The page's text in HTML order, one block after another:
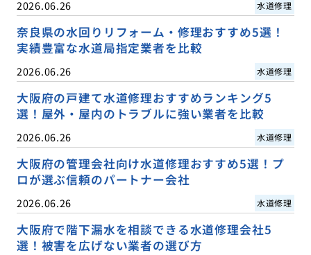
2026.06.26 水道修理
奈良県の水回りリフォーム・修理おすすめ5選！
実績豊富な水道局指定業者を比較
2026.06.26 水道修理
大阪府の戸建て水道修理おすすめランキング5
選！屋外・屋内のトラブルに強い業者を比較
2026.06.26 水道修理
大阪府の管理会社向け水道修理おすすめ5選！プ
ロが選ぶ信頼のパートナー会社
2026.06.26 水道修理
大阪府で階下漏水を相談できる水道修理会社5
選！被害を広げない業者の選び方